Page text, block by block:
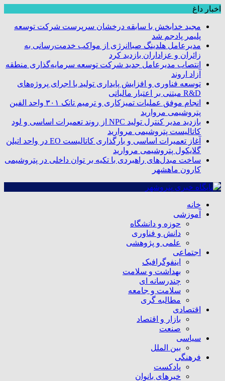
اخبار داغ
مجید خدابخش با سابقه درخشان سرپرست شرکت توسعه
پلیمر پادجم شد
مدیرعامل هلدینگ صباانرژی از مواکب خدمت‌رسانی به
زائران و عزاداران بازدید کرد
انتصاب مدیرعامل جدید شرکت توسعه سرمایه‌گذاری منطقه
آزاد اروند
توسعه فناوری و افزایش پایداری تولید با اجرای پروژه‌های
R&D مبتنی بر اعتبار مالیاتی
انجام موفق عملیات تمیزکاری و ترمیم تانک ۳۰۱ واحد الفین
پتروشیمی مروارید
بازدید مدیر کنترل تولید NPC از روند تعمیرات اساسی و لود
کاتالیست پتروشیمی مروارید
آغاز تعمیرات اساسی و بارگذاری کاتالیست EO در واحد اتیلن
گلایکول پتروشیمی مروارید
ساخت مبدل‌های راهبردی با تکیه بر توان داخلی در پتروشیمی
کارون ماهشهر
خانه
آموزشی
حوزه و دانشگاه
دانش و فناوری
علمی و پژوهشی
اجتماعی
اینفوگرافیک
بهداشت و سلامت
چندرسانه ای
سلامت و جامعه
مطالبه گری
اقتصادی
بازار و اقتصاد
صنعت
سیاسی
بین الملل
فرهنگی
پادکست
خبرهای بانوان